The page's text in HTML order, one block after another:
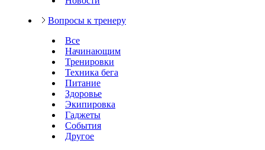
Вопросы к тренеру
Все
Начинающим
Тренировки
Техника бега
Питание
Здоровье
Экипировка
Гаджеты
События
Другое